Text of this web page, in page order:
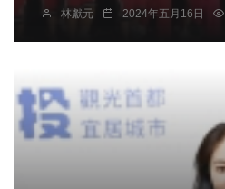
林獻元 2024年五月16日